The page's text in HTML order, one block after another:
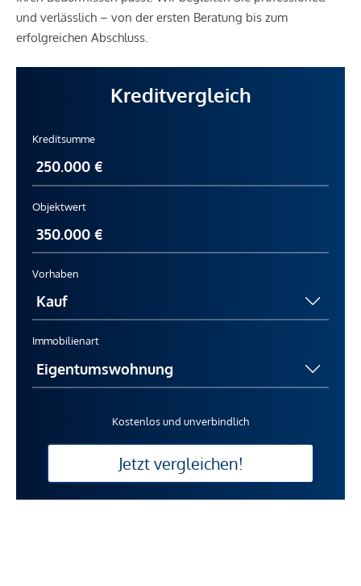
und verlässlich – von der ersten Beratung bis zum
erfolgreichen Abschluss.
Kreditvergleich
Kreditsumme
Objektwert
Vorhaben
Immobilienart
Kostenlos und unverbindlich
Jetzt vergleichen!